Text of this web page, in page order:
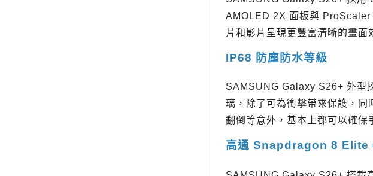
AMOLED 2X 面板與 ProScaler
片和影片呈現更豐富清晰的畫面
IP68 防塵防水等級
SAMSUNG Galaxy S26+ 外型
璃，除了可為衝擊帶來保護，
翻倒等意外，基本上都可以確保
高通 Snapdragon 8